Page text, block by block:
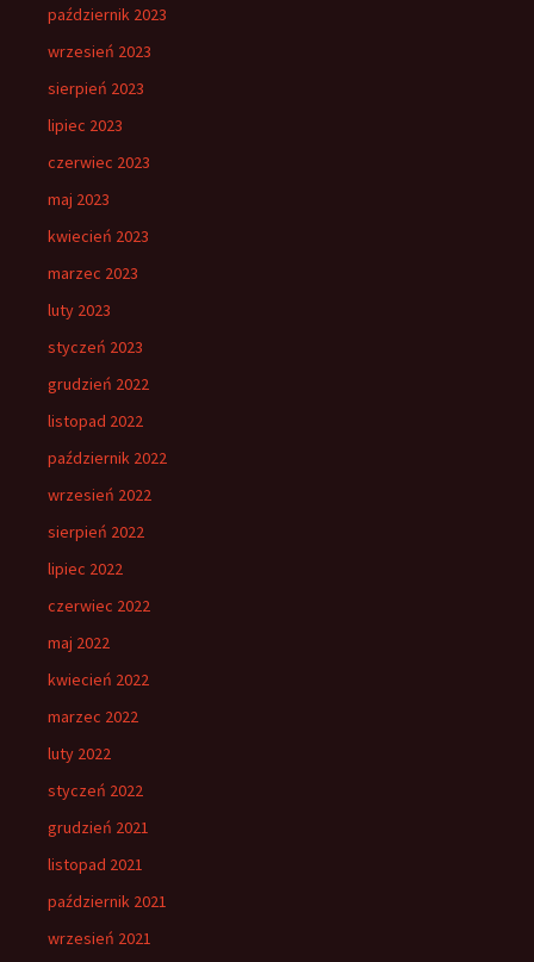
październik 2023
wrzesień 2023
sierpień 2023
lipiec 2023
czerwiec 2023
maj 2023
kwiecień 2023
marzec 2023
luty 2023
styczeń 2023
grudzień 2022
listopad 2022
październik 2022
wrzesień 2022
sierpień 2022
lipiec 2022
czerwiec 2022
maj 2022
kwiecień 2022
marzec 2022
luty 2022
styczeń 2022
grudzień 2021
listopad 2021
październik 2021
wrzesień 2021